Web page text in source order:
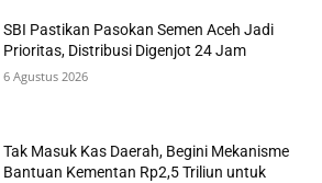
SBI Pastikan Pasokan Semen Aceh Jadi
Prioritas, Distribusi Digenjot 24 Jam
6 Agustus 2026
Tak Masuk Kas Daerah, Begini Mekanisme
Bantuan Kementan Rp2,5 Triliun untuk